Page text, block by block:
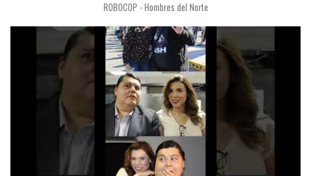
ROBOCOP - Hombres del Norte